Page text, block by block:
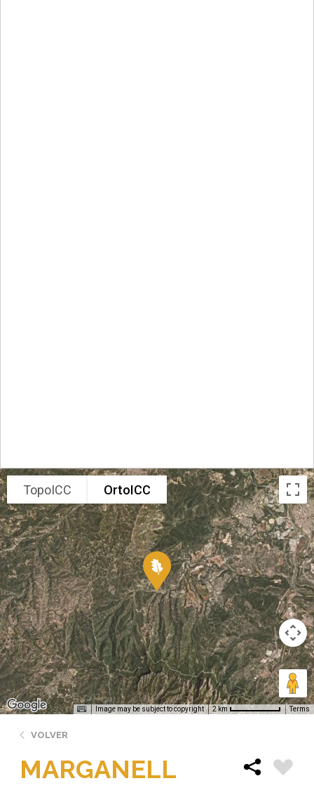
TopoICC OrtoICC
Image may be subject to copyright 2 km Terms
VOLVER
MARGANELL